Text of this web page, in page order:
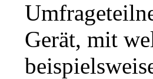
Gerät, mit